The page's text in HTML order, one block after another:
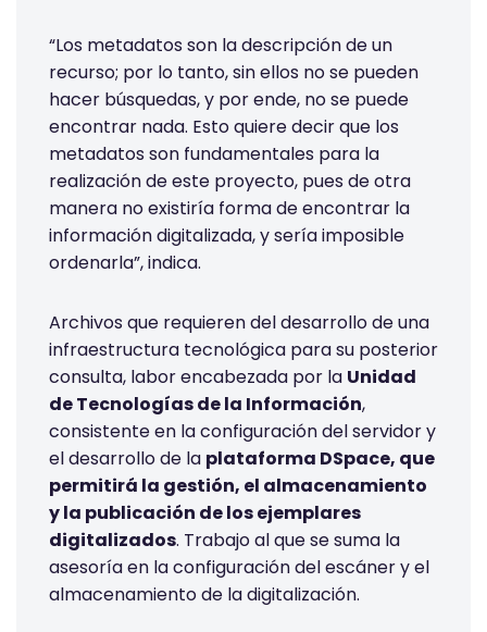
“Los metadatos son la descripción de un
recurso; por lo tanto, sin ellos no se pueden
hacer búsquedas, y por ende, no se puede
encontrar nada. Esto quiere decir que los
metadatos son fundamentales para la
realización de este proyecto, pues de otra
manera no existiría forma de encontrar la
información digitalizada, y sería imposible
ordenarla”, indica.
Archivos que requieren del desarrollo de una
infraestructura tecnológica para su posterior
consulta, labor encabezada por la Unidad
de Tecnologías de la Información,
consistente en la configuración del servidor y
el desarrollo de la plataforma DSpace, que
permitirá la gestión, el almacenamiento
y la publicación de los ejemplares
digitalizados. Trabajo al que se suma la
asesoría en la configuración del escáner y el
almacenamiento de la digitalización.